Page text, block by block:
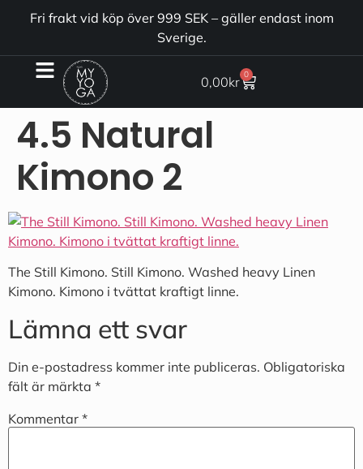
Fri frakt vid köp över 999 SEK – gäller endast inom
Sverige.
0,00kr 0
4.5 Natural
Kimono 2
The Still Kimono. Still Kimono. Washed heavy Linen
Kimono. Kimono i tvättat kraftigt linne.
Lämna ett svar
Din e-postadress kommer inte publiceras. Obligatoriska
fält är märkta *
Kommentar *